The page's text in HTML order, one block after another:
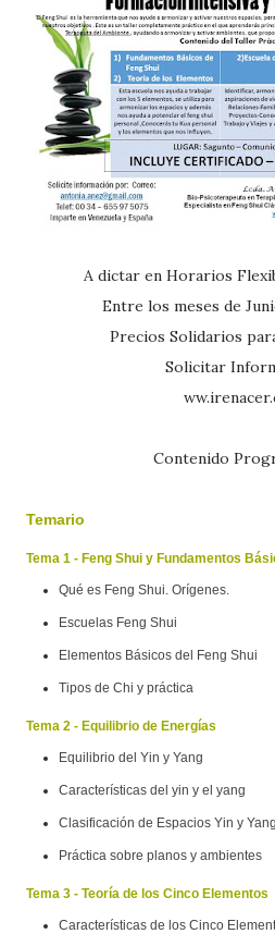
A dictar en Horarios
Entre los meses de
Precios Solidarios
Solicitar
Contenido
Temario
Tema 1 - Feng Shui y Fundamentos
Qué es Feng Shui. Orígenes.
Escuelas Feng Shui
Elementos Básicos del Feng Shui
Tipos de Chi y práctica
Tema 2 - Equilibrio de Energías
Equilibrio del Yin y Yang
Características del yin y el yang
Clasificación de Espacios Yin y Yang
Práctica sobre planos y ambientes
Tema 3 - Teoría de los Cinco Elementos
Características de los Cinco